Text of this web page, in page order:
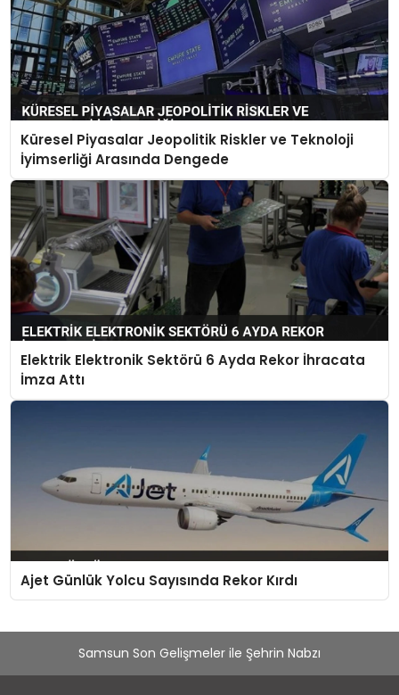
Küresel Piyasalar Jeopolitik Riskler ve Teknoloji
İyimserliği Arasında Dengede
Elektrik Elektronik Sektörü 6 Ayda Rekor İhracata
İmza Attı
Ajet Günlük Yolcu Sayısında Rekor Kırdı
Samsun Son Gelişmeler ile Şehrin Nabzı